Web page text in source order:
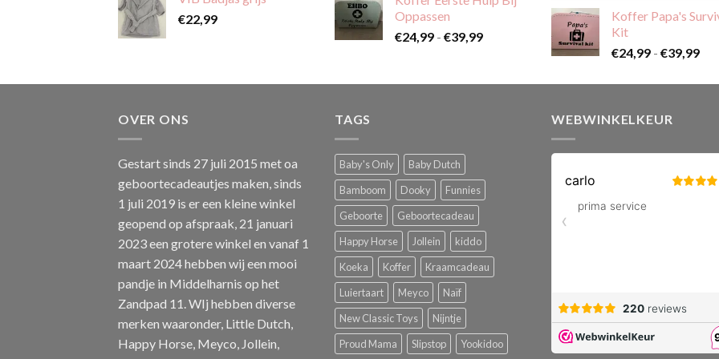
€22,99
tot
Oppassen
€24,99 - €39,99Prijsklasse:
€39,99
Koffer Papa's
Kit
€24,99 - €39,99
tot
OVER ONS
Gestart sinds 27 juli 2015 met oa
geboortecadeautjes maken, sinds
1 juli 2019 is er een kleine winkel
geopend op afspraak, 21 januari
2023 een grotere winkel en vanaf 1
maart 2024 hebben wij een mooi
pandje in Middelharnis op het
Zandpad 11. WIj hebben diverse
merken waaronder, Little Dutch,
Happy Horse, Meyco, Jollein,
TAGS
Baby's Only
Baby Dutch
Bamboom
Dooky
Funnies
Geboorte
Geboortecadeau
Happy Horse
Jollein
kiddo
Koeka
Koffer
Kraamcadeau
Luiertaart
Meyco
Naïf
New Classic Toys
Nijntje
Proud Mama
Slipstop Yookidoo
WEBWINKELKEUR